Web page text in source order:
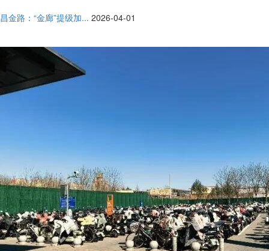
昌金路：“金廊”提级加... 2026-04-01